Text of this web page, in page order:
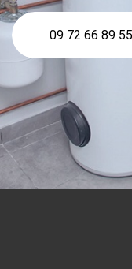
09 72 66 89 55